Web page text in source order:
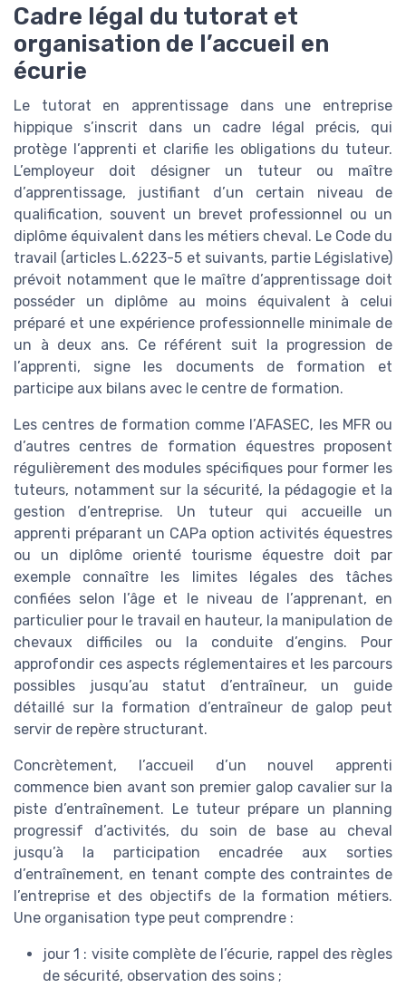
Cadre légal du tutorat et
organisation de l’accueil en
écurie
Le tutorat en apprentissage dans une entreprise
hippique s’inscrit dans un cadre légal précis, qui
protège l’apprenti et clarifie les obligations du tuteur.
L’employeur doit désigner un tuteur ou maître
d’apprentissage, justifiant d’un certain niveau de
qualification, souvent un brevet professionnel ou un
diplôme équivalent dans les métiers cheval. Le Code du
travail (articles L.6223-5 et suivants, partie Législative)
prévoit notamment que le maître d’apprentissage doit
posséder un diplôme au moins équivalent à celui
préparé et une expérience professionnelle minimale de
un à deux ans. Ce référent suit la progression de
l’apprenti, signe les documents de formation et
participe aux bilans avec le centre de formation.
Les centres de formation comme l’AFASEC, les MFR ou
d’autres centres de formation équestres proposent
régulièrement des modules spécifiques pour former les
tuteurs, notamment sur la sécurité, la pédagogie et la
gestion d’entreprise. Un tuteur qui accueille un
apprenti préparant un CAPa option activités équestres
ou un diplôme orienté tourisme équestre doit par
exemple connaître les limites légales des tâches
confiées selon l’âge et le niveau de l’apprenant, en
particulier pour le travail en hauteur, la manipulation de
chevaux difficiles ou la conduite d’engins. Pour
approfondir ces aspects réglementaires et les parcours
possibles jusqu’au statut d’entraîneur, un guide
détaillé sur la formation d’entraîneur de galop peut
servir de repère structurant.
Concrètement, l’accueil d’un nouvel apprenti
commence bien avant son premier galop cavalier sur la
piste d’entraînement. Le tuteur prépare un planning
progressif d’activités, du soin de base au cheval
jusqu’à la participation encadrée aux sorties
d’entraînement, en tenant compte des contraintes de
l’entreprise et des objectifs de la formation métiers.
Une organisation type peut comprendre :
jour 1 : visite complète de l’écurie, rappel des règles
de sécurité, observation des soins ;